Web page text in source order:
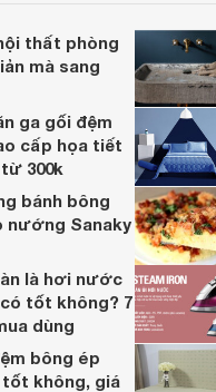
thất phòng
mà sang
ga gối đệm
cấp họa tiết
300k
bánh bông
nướng Sanaky
là hơi nước
tốt không? 7
dùng
bông ép
không, giá